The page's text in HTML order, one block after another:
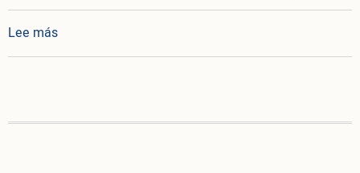
Lee mássobre Instrucción MINSAP No. 3/2010